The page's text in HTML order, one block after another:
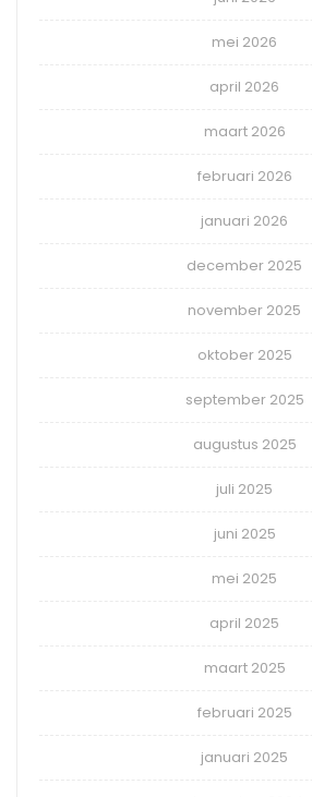
mei 2026
april 2026
maart 2026
februari 2026
januari 2026
december 2025
november 2025
oktober 2025
september 2025
augustus 2025
juli 2025
juni 2025
mei 2025
april 2025
maart 2025
februari 2025
januari 2025